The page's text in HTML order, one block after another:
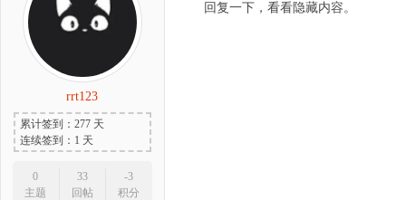
rrt123
累计签到：277 天
连续签到：1 天
0
主题
33
回帖
-3
积分
回复一下，看看隐藏内容。